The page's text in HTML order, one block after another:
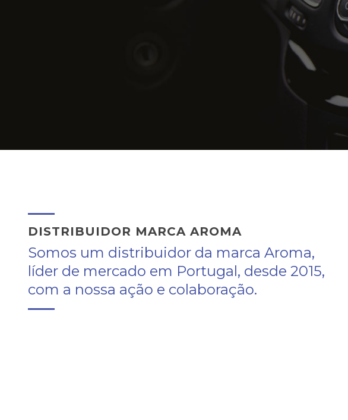
DISTRIBUIDOR MARCA AROMA
Somos um distribuidor da marca Aroma,
líder de mercado em Portugal, desde 2015,
com a nossa ação e colaboração.